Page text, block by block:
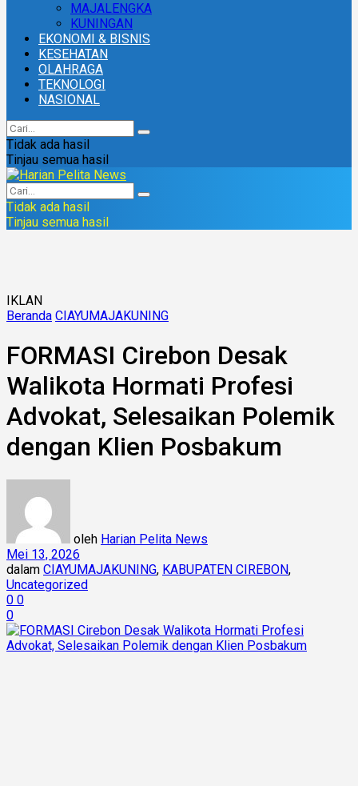
MAJALENGKA
KUNINGAN
EKONOMI & BISNIS
KESEHATAN
OLAHRAGA
TEKNOLOGI
NASIONAL
Tidak ada hasil
Tinjau semua hasil
Tidak ada hasil
Tinjau semua hasil
IKLAN
Beranda CIAYUMAJAKUNING
FORMASI Cirebon Desak
Walikota Hormati Profesi
Advokat, Selesaikan Polemik
dengan Klien Posbakum
oleh Harian Pelita News
Mei 13, 2026
dalam CIAYUMAJAKUNING, KABUPATEN CIREBON,
Uncategorized
0 0
0